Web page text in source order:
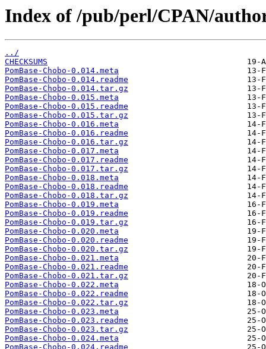
Index of /pub/perl/CPAN/
../
CHECKSUMS
PomBase-Chobo-0.014.meta
PomBase-Chobo-0.014.readme
PomBase-Chobo-0.014.tar.gz
PomBase-Chobo-0.015.meta
PomBase-Chobo-0.015.readme
PomBase-Chobo-0.015.tar.gz
PomBase-Chobo-0.016.meta
PomBase-Chobo-0.016.readme
PomBase-Chobo-0.016.tar.gz
PomBase-Chobo-0.017.meta
PomBase-Chobo-0.017.readme
PomBase-Chobo-0.017.tar.gz
PomBase-Chobo-0.018.meta
PomBase-Chobo-0.018.readme
PomBase-Chobo-0.018.tar.gz
PomBase-Chobo-0.019.meta
PomBase-Chobo-0.019.readme
PomBase-Chobo-0.019.tar.gz
PomBase-Chobo-0.020.meta
PomBase-Chobo-0.020.readme
PomBase-Chobo-0.020.tar.gz
PomBase-Chobo-0.021.meta
PomBase-Chobo-0.021.readme
PomBase-Chobo-0.021.tar.gz
PomBase-Chobo-0.022.meta
PomBase-Chobo-0.022.readme
PomBase-Chobo-0.022.tar.gz
PomBase-Chobo-0.023.meta
PomBase-Chobo-0.023.readme
PomBase-Chobo-0.023.tar.gz
PomBase-Chobo-0.024.meta
PomBase-Chobo-0.024.readme